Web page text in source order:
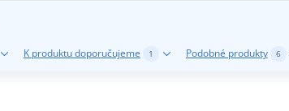
K produktu doporučujeme 1 Podobné produkty 6